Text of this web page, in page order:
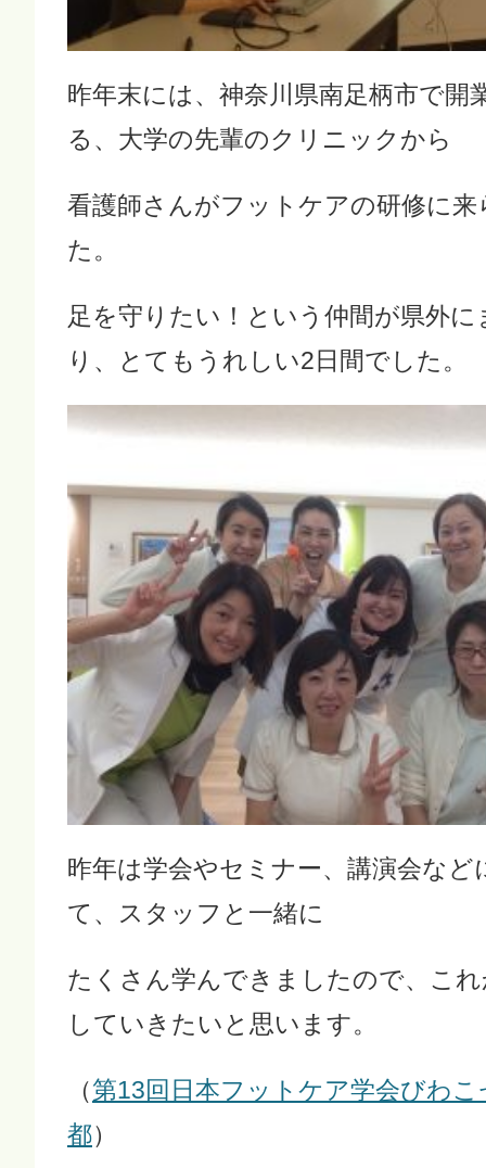
昨年末には、神奈川県南足柄市で開
る、大学の先輩のクリニックから
看護師さんがフットケアの研修に来
た。
足を守りたい！という仲間が県外に
り、とてもうれしい2日間でした。
昨年は学会やセミナー、講演会など
て、スタッフと一緒に
たくさん学んできましたので、こ
していきたいと思います。
（第13回日本フットケア学会びわ
都）